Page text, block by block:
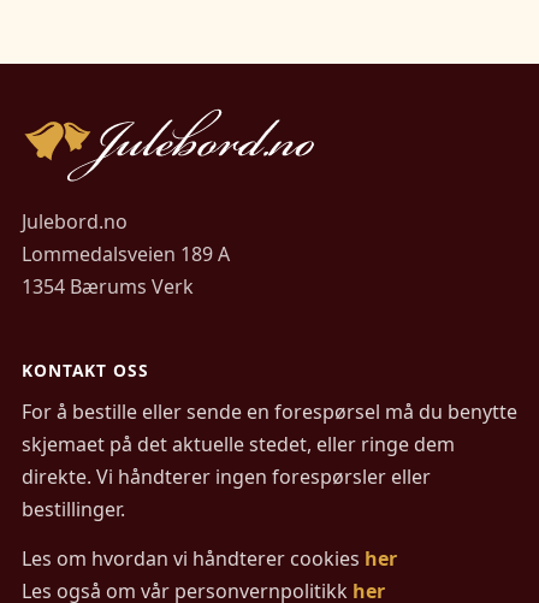
Julebord.no
Lommedalsveien 189 A
1354 Bærums Verk
KONTAKT OSS
For å bestille eller sende en forespørsel må du benytte
skjemaet på det aktuelle stedet, eller ringe dem
direkte. Vi håndterer ingen forespørsler eller
bestillinger.
Les om hvordan vi håndterer cookies her
Les også om vår personvernpolitikk her